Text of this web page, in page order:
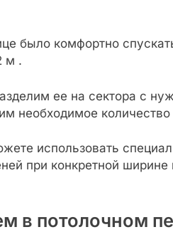
было комфортно
м .
ее на сектора с
необходимое количество
использовать
при конкретной
в потолочном